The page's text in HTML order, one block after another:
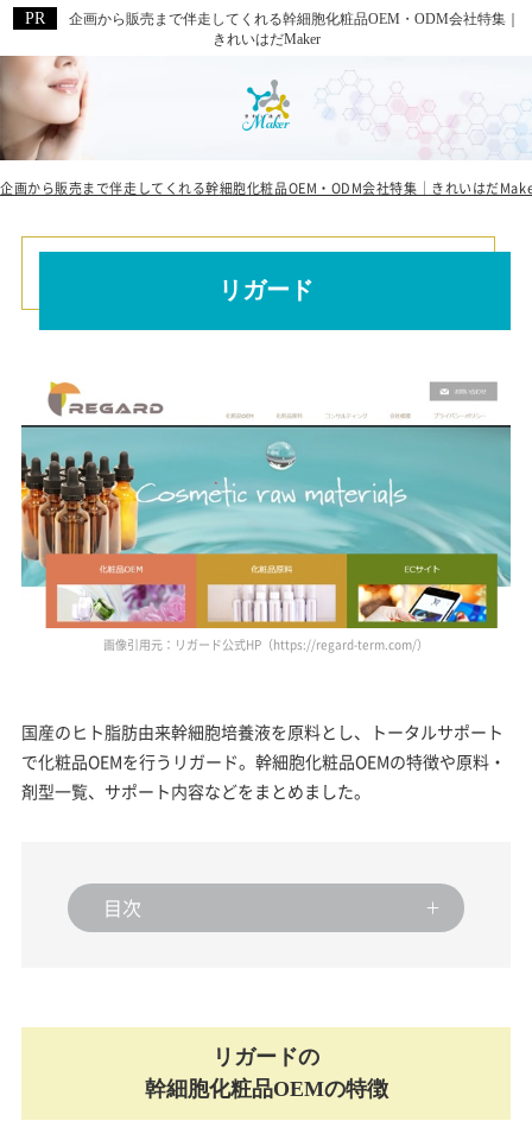
企画から販売まで伴走してくれる幹細胞化粧品OEM・ODM会社特集｜
きれいはだMaker
企画から販売まで伴走してくれる幹細胞化粧品OEM・ODM会社特集｜きれいはだ
リガード
画像引用元：リガード公式HP（https://regard-term.com/）
国産のヒト脂肪由来幹細胞培養液を原料とし、トータルサポート
で化粧品OEMを行うリガード。幹細胞化粧品OEMの特徴や原料・
剤型一覧、サポート内容などをまとめました。
目次
リガードの
幹細胞化粧品OEMの特徴